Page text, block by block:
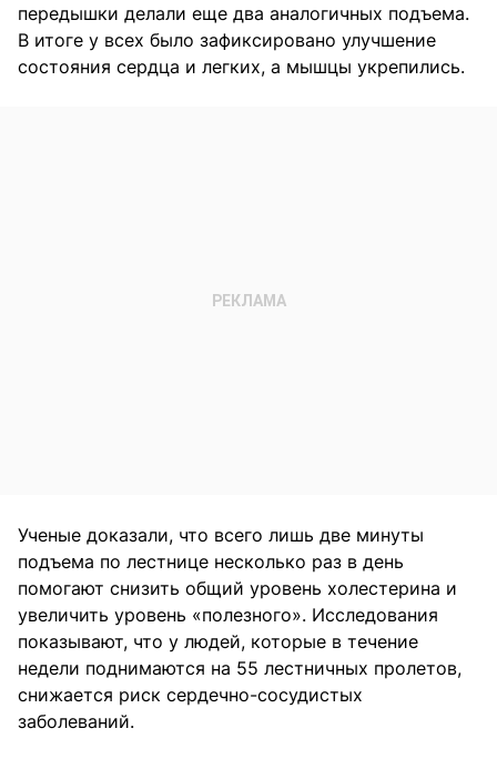
передышки делали еще два аналогичных подъема.
В итоге у всех было зафиксировано улучшение
состояния сердца и легких, а мышцы укрепились.
Ученые доказали, что всего лишь две минуты
подъема по лестнице несколько раз в день
помогают снизить общий уровень холестерина и
увеличить уровень «полезного». Исследования
показывают, что у людей, которые в течение
недели поднимаются на 55 лестничных пролетов,
снижается риск сердечно-сосудистых
заболеваний.